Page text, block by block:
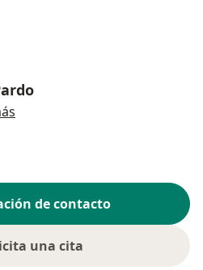
de contacto
una cita